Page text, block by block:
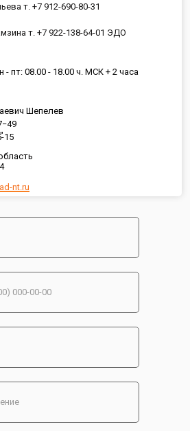
nt.ru
т. +7 912-690-80-31
т. +7 922-138-64-01 ЭДО
пт: 08.00 - 18.00 ч. МСК + 2 часа
Шепелев
15